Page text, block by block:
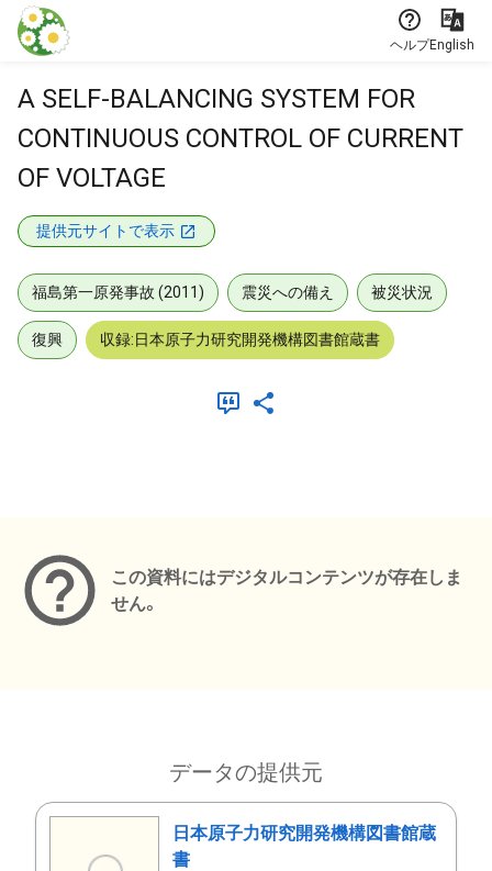
本文に飛ぶ
ヘルプEnglish
A SELF-BALANCING SYSTEM FOR
CONTINUOUS CONTROL OF CURRENT
OF VOLTAGE
提供元サイトで表示
福島第一原発事故 (2011) 震災への備え 被災状況
復興 収録:日本原子力研究開発機構図書館蔵書
この資料にはデジタルコンテンツが存在しま
せん。
データの提供元
日本原子力研究開発機構図書館蔵
書